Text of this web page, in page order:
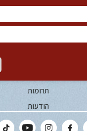
תרומות
הודעות